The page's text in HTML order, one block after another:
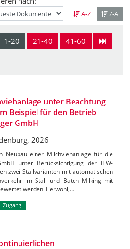
A-Z Z-A
1-20 21-40
41-60
unter Beachtung
Beispiel für den Betrieb
GmbH
2026
Neubau einer Milchviehanlage für die
unter Berücksichtigung der ITW-
zwei Stallvarianten mit automatischen
im Stall und Batch Milking mit
werden Tierwohl,…
Zugang